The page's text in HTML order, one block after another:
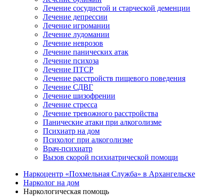
Лечение сосудистой и старческой деменции
Лечение депрессии
Лечение игромании
Лечение лудомании
Лечение неврозов
Лечение панических атак
Лечение психоза
Лечение ПТСР
Лечение расстройств пищевого поведения
Лечение СДВГ
Лечение шизофрении
Лечение стресса
Лечение тревожного расстройства
Панические атаки при алкоголизме
Психиатр на дом
Психолог при алкоголизме
Врач-психиатр
Вызов скорой психиатрической помощи
Наркоцентр «Похмельная Служба» в Архангельске
Нарколог на дом
Наркологическая помощь